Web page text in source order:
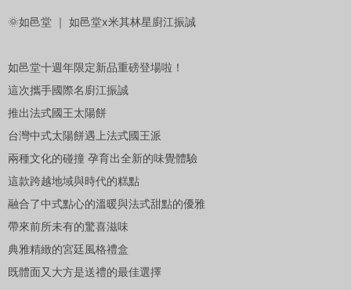
🌞如邑堂 ｜ 如邑堂x米其林星廚江振誠
如邑堂十週年限定新品重磅登場啦！
這次攜手國際名廚江振誠
推出法式國王太陽餅
台灣中式太陽餅遇上法式國王派
兩種文化的碰撞 孕育出全新的味覺體驗
這款跨越地域與時代的糕點
融合了中式點心的溫暖與法式甜點的優雅
帶來前所未有的驚喜滋味
典雅精緻的宮廷風格禮盒
既體面又大方是送禮的最佳選擇